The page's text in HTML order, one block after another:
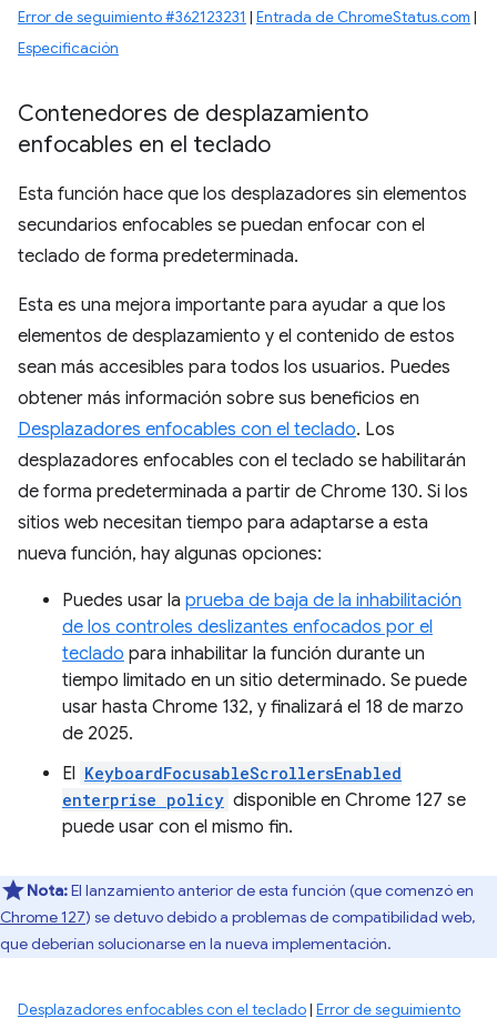
Error de seguimiento #362123231 | Entrada de ChromeStatus.com |
Especificación
Contenedores de desplazamiento
enfocables en el teclado
Esta función hace que los desplazadores sin elementos
secundarios enfocables se puedan enfocar con el
teclado de forma predeterminada.
Esta es una mejora importante para ayudar a que los
elementos de desplazamiento y el contenido de estos
sean más accesibles para todos los usuarios. Puedes
obtener más información sobre sus beneficios en
Desplazadores enfocables con el teclado. Los
desplazadores enfocables con el teclado se habilitarán
de forma predeterminada a partir de Chrome 130. Si los
sitios web necesitan tiempo para adaptarse a esta
nueva función, hay algunas opciones:
Puedes usar la prueba de baja de la inhabilitación
de los controles deslizantes enfocados por el
teclado para inhabilitar la función durante un
tiempo limitado en un sitio determinado. Se puede
usar hasta Chrome 132, y finalizará el 18 de marzo
de 2025.
El KeyboardFocusableScrollersEnabled
enterprise policy disponible en Chrome 127 se
puede usar con el mismo fin.
Nota:El lanzamiento anterior de esta función (que comenzó en
Chrome 127) se detuvo debido a problemas de compatibilidad web,
que deberían solucionarse en la nueva implementación.
Desplazadores enfocables con el teclado| Error de seguimiento